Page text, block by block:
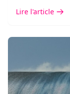
Lire l'article